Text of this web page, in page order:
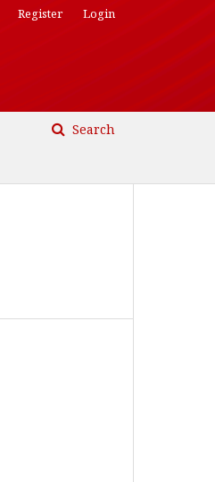
Search
Register Login